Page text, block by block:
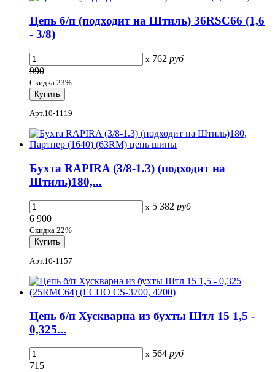
Цепь б/п (подходит на Штиль) 36RSC66 (1,6
- 3/8)
x 762 руб
990
Скидка 23%
Арт.10-1119
Бухта RAPIRA (3/8-1.3) (подходит на
Штиль)180,...
x 5 382 руб
6 900
Скидка 22%
Арт.10-1157
Цепь б/п Хускварна из бухты Штл 15 1,5 -
0,325...
x 564 руб
715